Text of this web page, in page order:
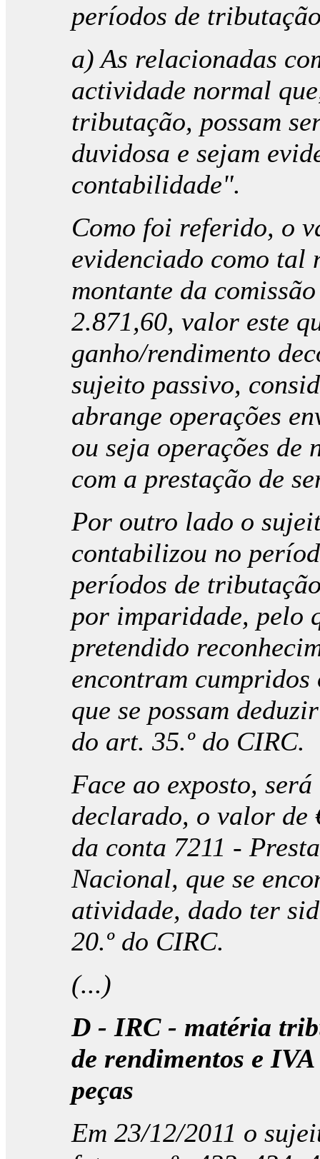
períodos de
a) As relacionadas
actividade normal
tributação, possam
duvidosa e sejam
contabilidade".
Como foi referido, o
evidenciado como tal
montante da
2.871,60, valor este
ganho/rendimento
sujeito passivo,
abrange operações
ou seja operações de
com a prestação de
Por outro lado o
contabilizou no
períodos de
por imparidade, pelo
pretendido
encontram
que se possam
do art. 35.º do CIRC.
Face ao exposto,
declarado, o valor de
da conta 7211 -
Nacional, que se
atividade, dado ter
20.º do CIRC.
(...)
D - IRC - matéria
de rendimentos e
peças
Em 23/12/2011 o